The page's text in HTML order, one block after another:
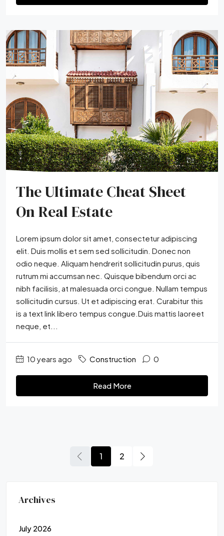
The Ultimate Cheat Sheet
On Real Estate
Lorem ipsum dolor sit amet, consectetur adipiscing
elit. Duis mollis et sem sed sollicitudin. Donec non
odio neque. Aliquam hendrerit sollicitudin purus, quis
rutrum mi accumsan nec. Quisque bibendum orci ac
nibh facilisis, at malesuada orci congue. Nullam tempus
sollicitudin cursus. Ut et adipiscing erat. Curabitur this
is a text link libero tempus congue.Duis mattis laoreet
neque, et...
10 years ago Construction 0
Read More
1 2
Archives
July 2026